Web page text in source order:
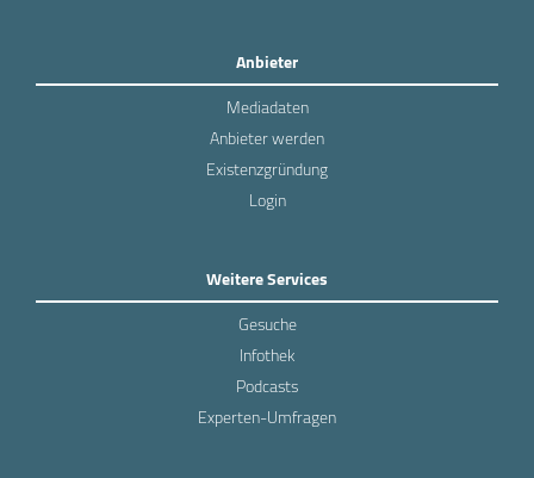
Anbieter
Mediadaten
Anbieter werden
Existenzgründung
Login
Weitere Services
Gesuche
Infothek
Podcasts
Experten-Umfragen